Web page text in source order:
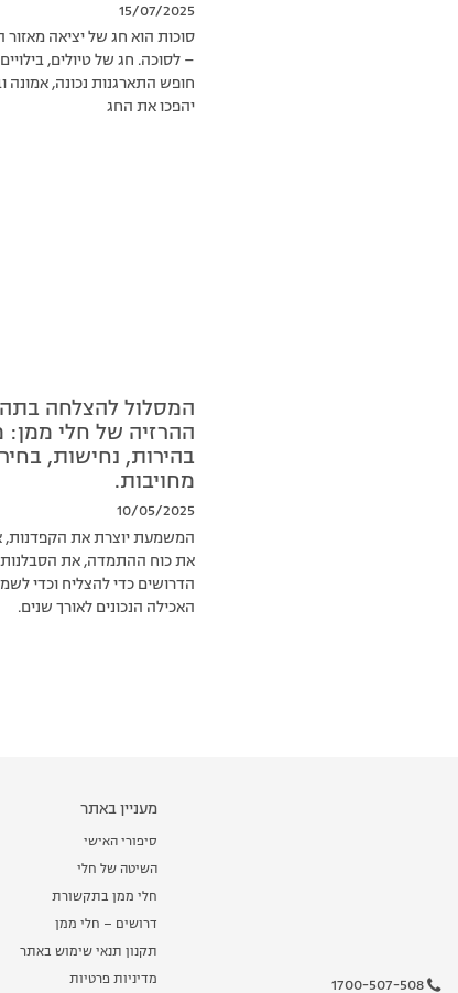
15/07/2025
סוכות הוא חג של יציאה
– לסוכה. חג של טיולים,
חופש התארגנות נכונה, אמונה
יהפכו את החג
המסלול להצלחה
ההרזיה של חלי
בהירות, נחישות,
מחויבות.
10/05/2025
המשמעת יוצרת את הקפדנות,
את כוח ההתמדה, את הסבלנות
הדרושים כדי להצליח וכדי
האכילה הנכונים לאורך שנים. 
1700-507-508
מעניין באתר
סיפורי האישי
השיטה של חלי
חלי ממן בתקשורת
דרושים – חלי ממן
תקנון תנאי שימוש באתר
מדיניות פרטיות